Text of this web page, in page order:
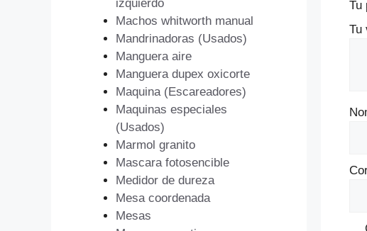
Tu
Tu
izquierdo
Machos whitworth manual
Mandrinadoras (Usados)
Manguera aire
Manguera dupex oxicorte
Maquina (Escareadores)
Maquinas especiales
(Usados)
Marmol granito
Mascara fotosencible
Medidor de dureza
Mesa coordenada
Mesas